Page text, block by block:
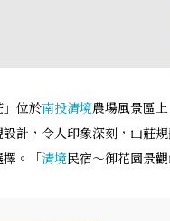
」位於南投清境農場風景區
計，令人印象深刻，山莊
。「清境民宿～御花園景